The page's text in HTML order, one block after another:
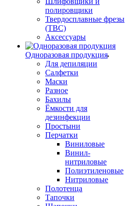
полировщики
Твердосплавные фрезы
(ТВС)
Аксессуары
Одноразовая продукция
Для депиляции
Салфетки
Маски
Разное
Бахилы
Ёмкости для
дезинфекции
Простыни
Перчатки
Виниловые
Винил-
нитриловые
Полиэтиленовые
Нитриловые
Полотенца
Тапочки